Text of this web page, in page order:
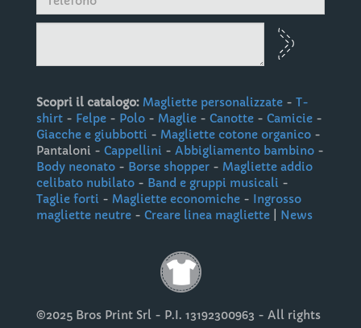
Scopri il catalogo: Magliette personalizzate - T-
shirt - Felpe - Polo - Maglie - Canotte - Camicie -
Giacche e giubbotti - Magliette cotone organico -
Pantaloni - Cappellini - Abbigliamento bambino -
Body neonato - Borse shopper - Magliette addio
celibato nubilato - Band e gruppi musicali -
Taglie forti - Magliette economiche - Ingrosso
magliette neutre - Creare linea magliette News
©2025 Bros Print Srl - P.I. 13192300963 - All rights